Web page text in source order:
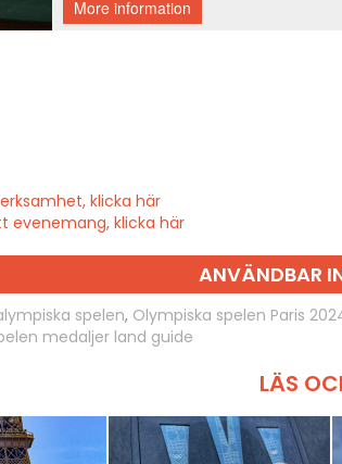
klicka här
evenemang, klicka här
ANVÄNDBAR
spelen, Olympiska spelen Paris
medaljer land guide
LÄS